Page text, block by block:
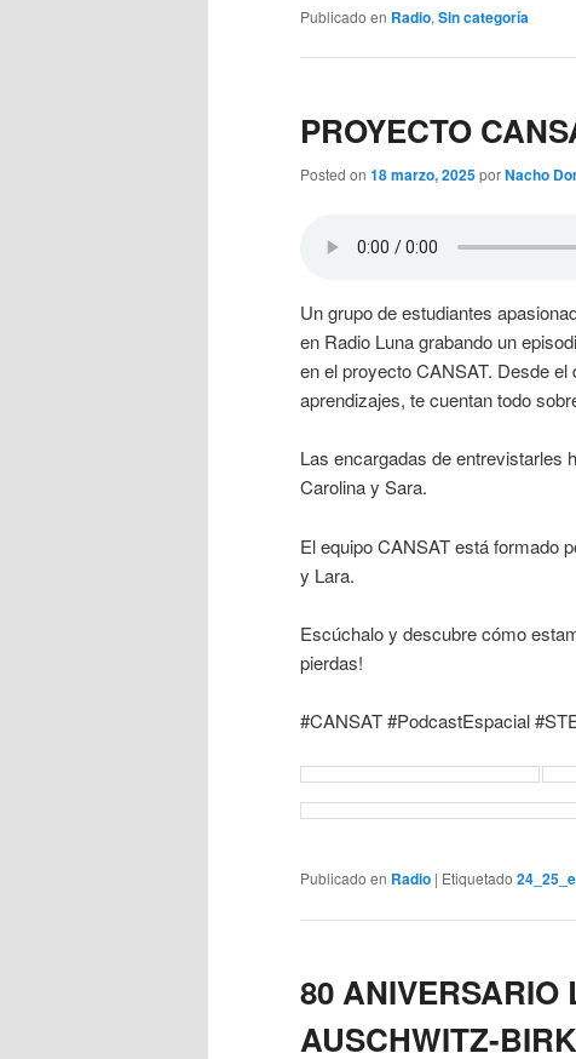
Publicado en Radio, Sin categoría
PROYECTO
Posted on 18 marzo, 2025porNacho
Un grupo de estudiantes
en Radio Luna grabando un
en el proyecto CANSAT. Desde
aprendizajes, te cuentan todo
Las encargadas de entrevistarles
Carolina y Sara.
El equipo CANSAT está formado
y Lara.
Escúchalo y descubre cómo
pierdas!
#CANSAT #PodcastEspacial
Publicado en Radio | Etiquetado
80 ANIVERSARIO
AUSCHWITZ-